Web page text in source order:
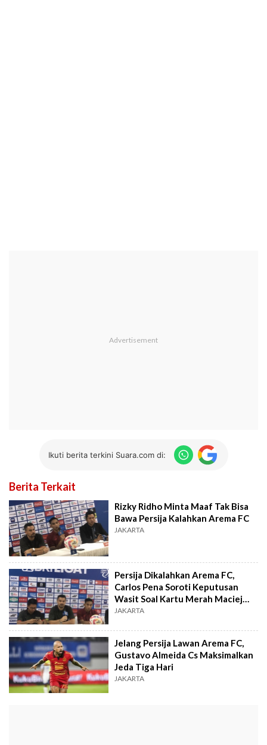
Ikuti berita terkini Suara.com di:
Berita Terkait
Rizky Ridho Minta Maaf Tak Bisa
Bawa Persija Kalahkan Arema FC
JAKARTA
Persija Dikalahkan Arema FC,
Carlos Pena Soroti Keputusan
Wasit Soal Kartu Merah Maciej
Gajos
JAKARTA
Jelang Persija Lawan Arema FC,
Gustavo Almeida Cs Maksimalkan
Jeda Tiga Hari
JAKARTA